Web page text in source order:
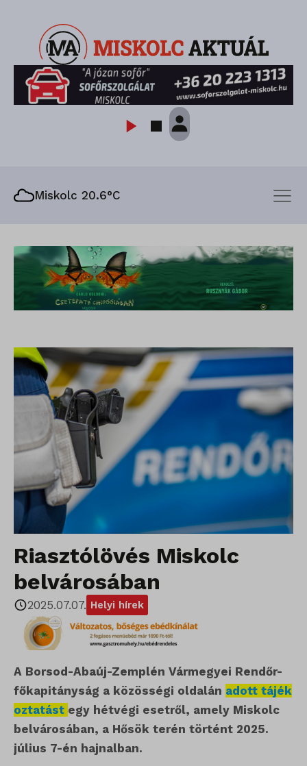
Miskolc 20.6°C
Riasztólövés Miskolc
belvárosában
2025.07.07. Helyi hírek
A Borsod-Abaúj-Zemplén Vármegyei Rendőr-
főkapitányság a közösségi oldalán adott tájék
oztatást egy hétvégi esetről, amely Miskolc
belvárosában, a Hősök terén történt 2025.
július 7-én hajnalban.